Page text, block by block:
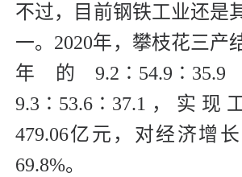
不过，目前钢铁工业还是
一。2020年，攀枝花三产
年的
9.3∶53.6∶37.1，实现
479.06亿元，对经济增
69.8%。